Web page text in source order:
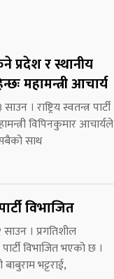
र स्थानीय
महामन्त्री आचार्य
। राष्ट्रिय स्वतन्त्र पार्टी
विपिनकुमार आचार्यले
साथ
विभाजित
। प्रगतिशील
विभाजित भएको छ ।
बाबुराम भट्टराई,